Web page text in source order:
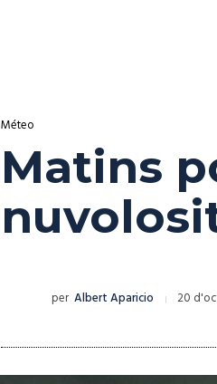
Méteo
Matins
per Albert Aparicio 20